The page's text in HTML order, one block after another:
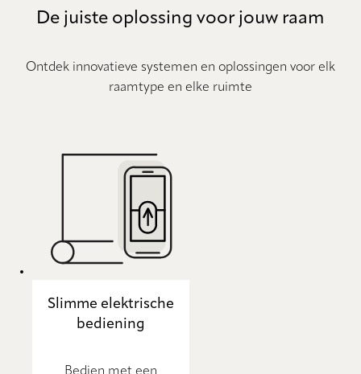
De juiste oplossing voor jouw raam
Ontdek innovatieve systemen en oplossingen voor elk
raamtype en elke ruimte
Slimme elektrische
bediening
Bedien met een